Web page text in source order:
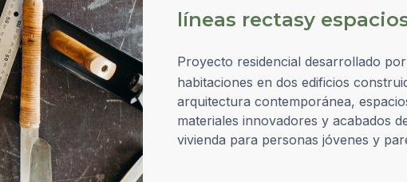
líneas rectasy
Proyecto residencial desarrollado por
habitaciones en dos edificios
arquitectura contemporánea,
materiales innovadores y acabados
vivienda para personas jóvenes y